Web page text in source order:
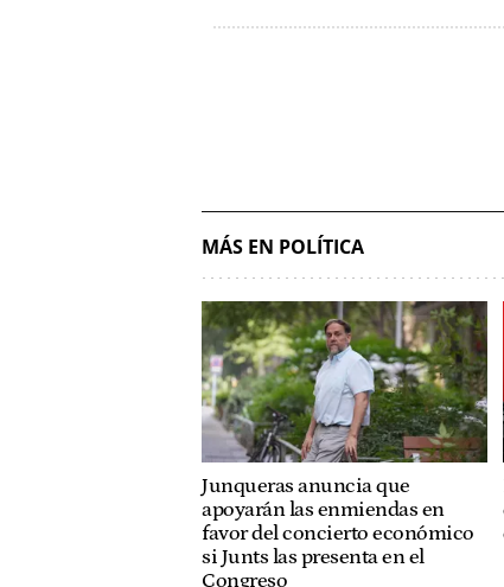
MÁS EN POLÍTICA
Junqueras anuncia que
apoyarán las enmiendas en
favor del concierto económico
si Junts las presenta en el
Congreso